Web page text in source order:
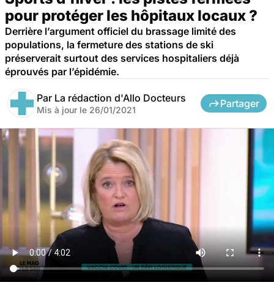
pour protéger les hôpitaux locaux ?
Derrière l’argument officiel du brassage limité des
populations, la fermeture des stations de ski
préserverait surtout des services hospitaliers déjà
éprouvés par l’épidémie.
Par La rédaction d'Allo Docteurs
Mis à jour le 26/01/2021
Partager